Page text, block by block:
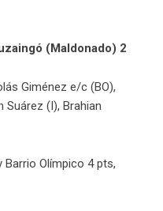
(Maldonado) 2
Giménez e/c (BO),
Suárez (I), Brahian
Barrio Olímpico 4 pts,